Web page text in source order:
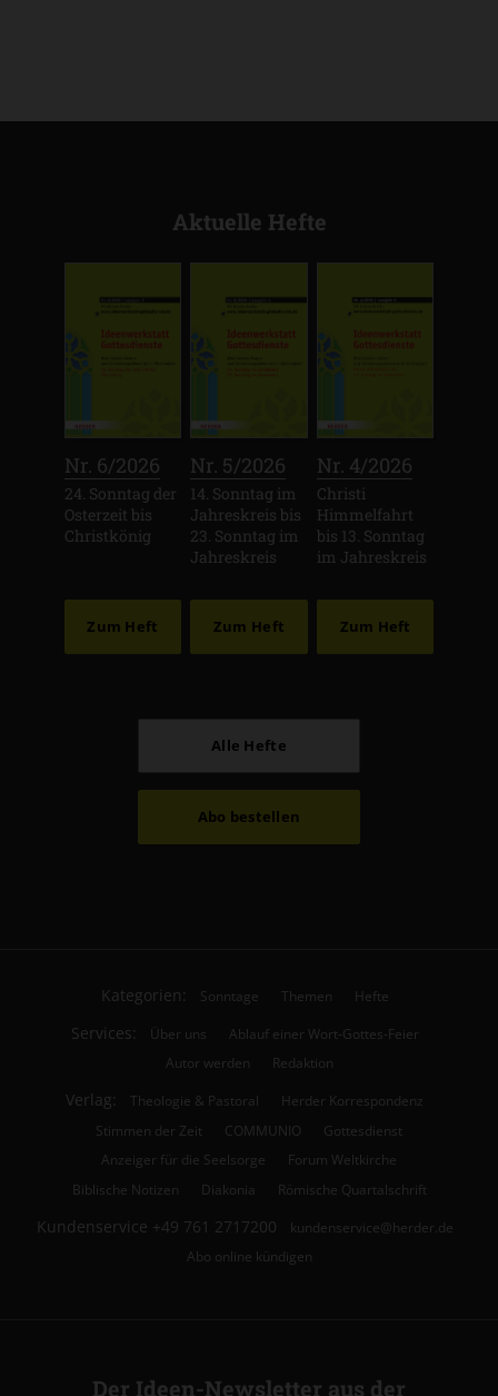
Aktuelle Hefte
Nr. 6/2026
24. Sonntag der
Osterzeit bis
Christkönig
Zum Heft
Nr. 5/2026
14. Sonntag im
Jahreskreis bis
23. Sonntag im
Jahreskreis
Zum Heft
Nr. 4/2026
Christi
Himmelfahrt
bis 13. Sonntag
im Jahreskreis
Zum Heft
Alle Hefte
Abo bestellen
Kategorien: Sonntage Themen Hefte
Services: Über uns
Ablauf einer Wort-Gottes-Feier
Autor werden
Redaktion
Verlag: Theologie & Pastoral
Herder Korrespondenz
Stimmen der Zeit
COMMUNIO
Gottesdienst
Anzeiger für die Seelsorge
Forum Weltkirche
Biblische Notizen
Diakonia Römische Quartalschrift
Kundenservice +49 761 2717200
kundenservice@herder.de
Abo online kündigen
Der Ideen-Newsletter aus der